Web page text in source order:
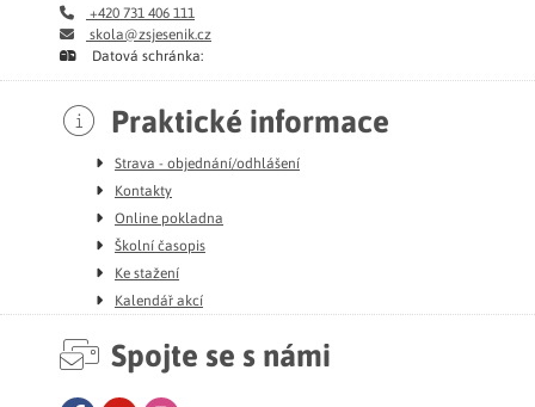
+420 731 406 111
skola@zsjesenik.cz
Datová schránka:
Praktické informace
Strava - objednání/odhlášení
Kontakty
Online pokladna
Školní časopis
Ke stažení
Kalendář akcí
Spojte se s námi